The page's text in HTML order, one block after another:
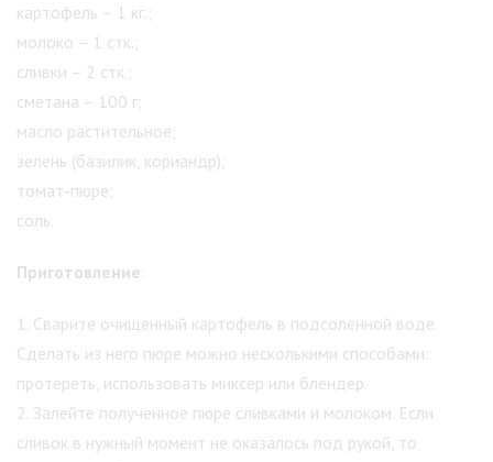
картофель – 1 кг.;
молоко – 1 стк.;
сливки – 2 стк.;
сметана – 100 г;
масло растительное;
зелень (базилик, кориандр);
томат-пюре;
соль.
Приготовление:
1. Сварите очищенный картофель в подсоленной воде.
Сделать из него пюре можно несколькими способами:
протереть, использовать миксер или блендер.
2. Залейте полученное пюре сливками и молоком. Если
сливок в нужный момент не оказалось под рукой, то